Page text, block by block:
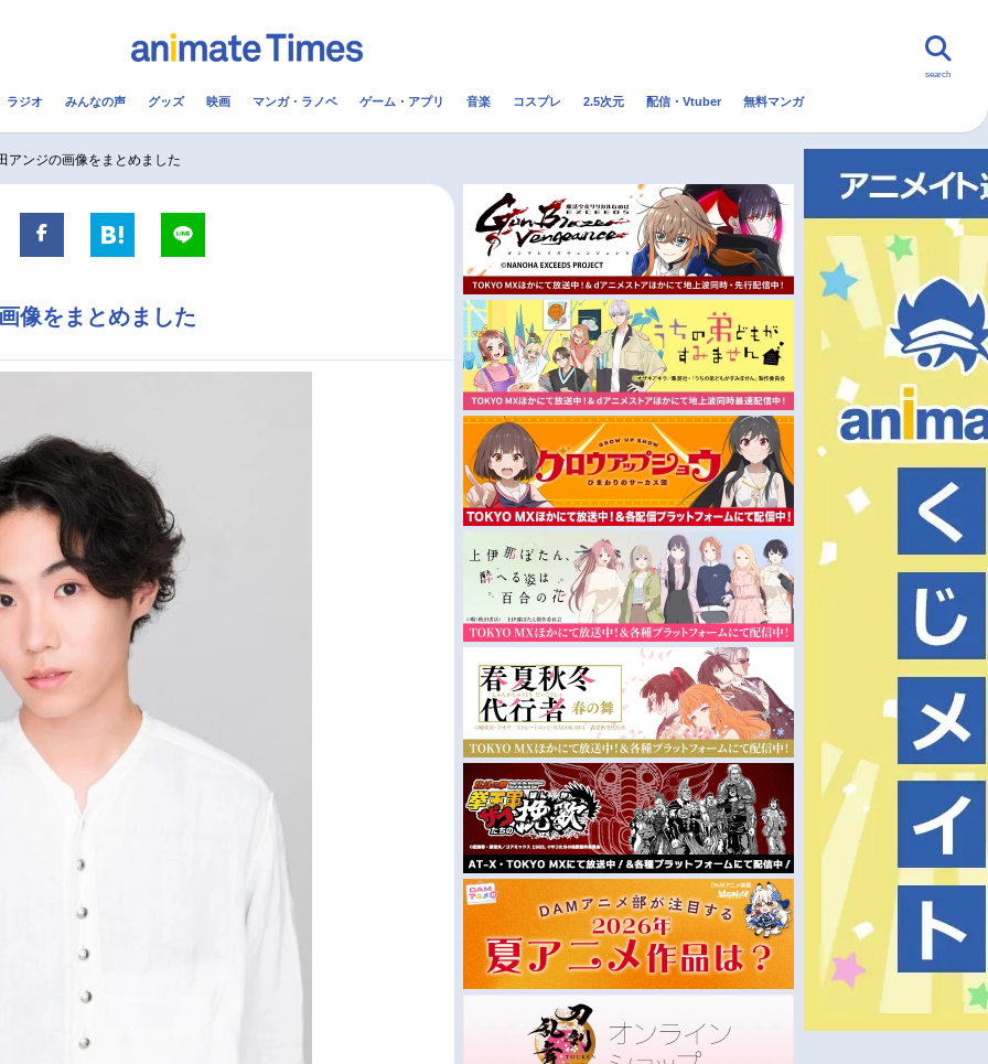
配信・Vtuber トレンド 無料マンガ
実写化映画一覧
男性声優/女性声優一覧
今期アニメ曜日別一覧
夏アニメ
秋アニメ
冬アニメ
search
ラジオ みんなの声 グッズ 映画 マンガ・ラノベ ゲーム・アプリ 音楽 コスプレ 2.5次元 配信・Vtuber 無料マンガ
アンジの画像をまとめました
像をまとめました